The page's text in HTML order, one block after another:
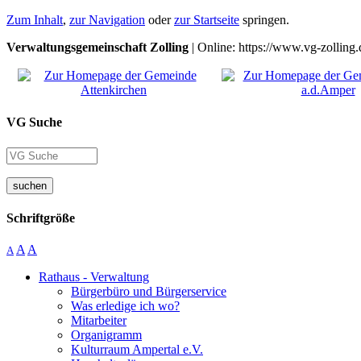
Zum Inhalt, zur Navigation oderzur Startseite springen.
Verwaltungsgemeinschaft Zolling | Online: https://www.vg-
VG Suche
suchen
Schriftgröße
A A A
Rathaus - Verwaltung
Bürgerbüro und Bürgerservice
Was erledige ich wo?
Mitarbeiter
Organigramm
Kulturraum Ampertal e.V.